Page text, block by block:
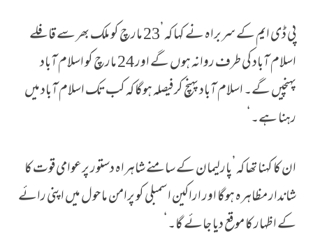
پی ڈی ایم کے سربراہ نے کہا کہ’23 مارچ کو ملک بھر سے قافلے
اسلام آباد کی طرف روانہ ہوں گے اور 24 مارچ کو اسلام آباد
پہنچیں گے۔ اسلام آباد پہنچ کر فیصلہ ہوگا کہ کب تک اسلام آباد میں
رہنا ہے۔‘
ان کا کہنا تھا کہ’پارلیمان کے سامنے شاہراہ دستور پرعوامی قوت کا
شاندار مظاہرہ ہوگا اور اراکین اسمبلی کو پرامن ماحول میں اپنی رائے
کے اظہار کا موقع دیا جائے گا۔‘